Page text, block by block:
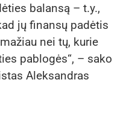
balansą – t.y.,
jų finansų padėtis
nei tų, kurie
pablogės“, – sako
Aleksandras